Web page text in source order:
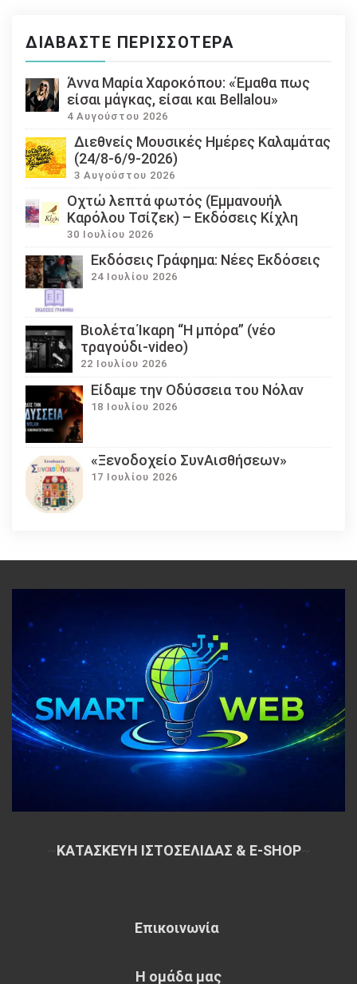
ΔΙΑΒΆΣΤΕ ΠΕΡΙΣΣΌΤΕΡΑ
Άννα Μαρία Χαροκόπου: «Έμαθα πως
είσαι μάγκας, είσαι και Bellalou»
4 Αυγούστου 2026
Διεθνείς Μουσικές Ημέρες Καλαμάτας
(24/8-6/9-2026)
3 Αυγούστου 2026
Οχτώ λεπτά φωτός (Εμμανουήλ
Καρόλου Τσίζεκ) – Εκδόσεις Κίχλη
30 Ιουλίου 2026
Εκδόσεις Γράφημα: Νέες Εκδόσεις
24 Ιουλίου 2026
Βιολέτα Ίκαρη “Η μπόρα” (νέο
τραγούδι-video)
22 Ιουλίου 2026
Eίδαμε την Οδύσσεια του Νόλαν
18 Ιουλίου 2026
«Ξενοδοχείο ΣυνΑισθήσεων»
17 Ιουλίου 2026
ΚΑΤΑΣΚΕΥΗ ΙΣΤΟΣΕΛΙΔΑΣ & E-SHOP~
Επικοινωνία
Η ομάδα μας